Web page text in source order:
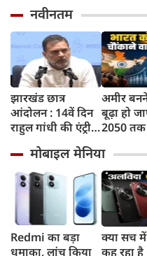
नवीनतम
झारखंड छात्र
आंदोलन : 14वें दिन
राहुल गांधी की एंट्री,
सिस्टम कोलैप्स हो
चुका है'
अमीर
बूढ़ा हो
2050 तक
साल से
मोबाइल मेनिया
Redmi का बड़ा
धमाका, लांच किया
क्या सच
कह रहा